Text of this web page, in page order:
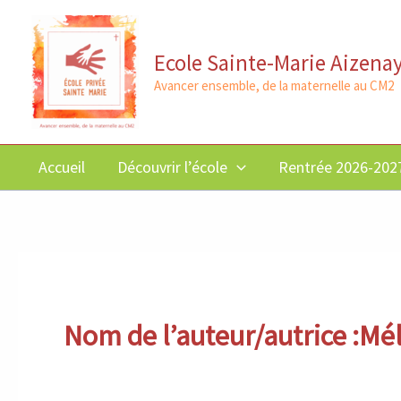
contenu
Ecole Sainte-Marie
Avancer ensemble, de la maternelle au CM2
Accueil Découvrir l’école Rentrée 2026-
Nom de l’auteur/autrice